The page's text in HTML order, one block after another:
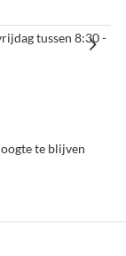
tussen 8:30 -
te blijven